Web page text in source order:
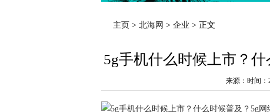
主页 > 北海网 > 企业 > 正文
5g手机什么时候上市？
来源：时间：